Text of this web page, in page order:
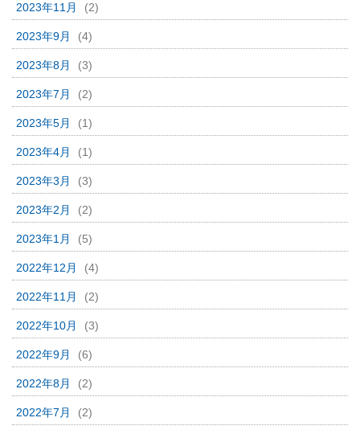
2023年11月 (2)
2023年9月 (4)
2023年8月 (3)
2023年7月 (2)
2023年5月 (1)
2023年4月 (1)
2023年3月 (3)
2023年2月 (2)
2023年1月 (5)
2022年12月 (4)
2022年11月 (2)
2022年10月 (3)
2022年9月 (6)
2022年8月 (2)
2022年7月 (2)